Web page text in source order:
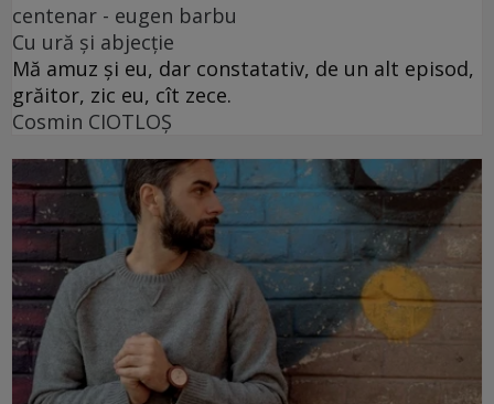
centenar - eugen barbu
Cu ură și abjecție
Mă amuz și eu, dar constatativ, de un alt episod,
grăitor, zic eu, cît zece.
Cosmin CIOTLOŞ